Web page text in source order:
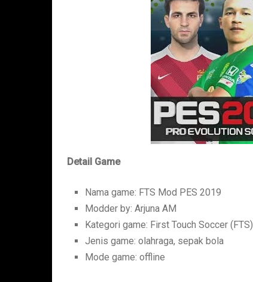
Detail Game
Nama game: FTS Mod PES 2019
Modder by: Arjuna AM
Kategori game: First Touch Soccer (FTS)
Jenis game: olahraga, sepak bola
Mode game: offline